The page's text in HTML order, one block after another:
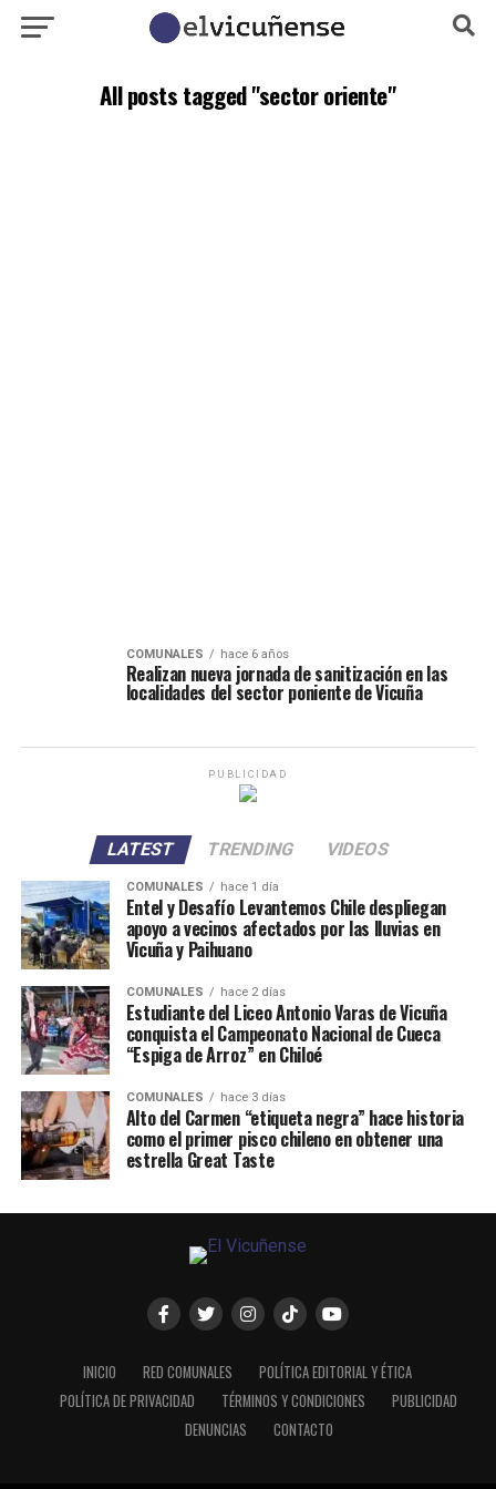
All posts tagged "sector oriente"
COMUNALES hace 6 años
Realizan nueva jornada de sanitización en las
localidades del sector poniente de Vicuña
PUBLICIDAD
LATEST TRENDING VIDEOS
COMUNALES hace 1 día
Entel y Desafío Levantemos Chile despliegan
apoyo a vecinos afectados por las lluvias en
Vicuña y Paihuano
COMUNALES hace 2 días
Estudiante del Liceo Antonio Varas de Vicuña
conquista el Campeonato Nacional de Cueca
“Espiga de Arroz” en Chiloé
COMUNALES hace 3 días
Alto del Carmen “etiqueta negra” hace historia
como el primer pisco chileno en obtener una
estrella Great Taste
INICIO RED COMUNALES
POLÍTICA EDITORIAL Y ÉTICA
POLÍTICA DE PRIVACIDAD
TÉRMINOS Y CONDICIONES
PUBLICIDAD
DENUNCIAS
CONTACTO